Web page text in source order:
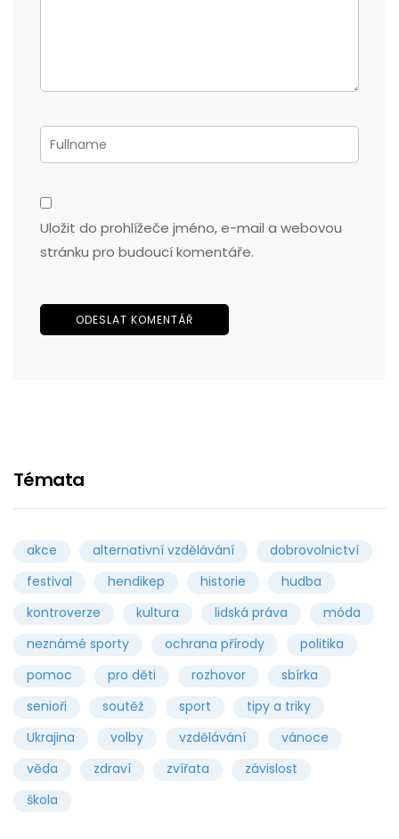
Uložit do prohlížeče jméno, e-mail a webovou
stránku pro budoucí komentáře.
Témata
akce alternativní vzdělávání
dobrovolnictví
festival
hendikep historie
hudba
kontroverze
kultura lidská práva
móda
neznámé sporty
ochrana přírody
politika
pomoc
pro děti rozhovor
sbírka
senioři
soutěž sport
tipy a triky
Ukrajina
volby vzdělávání
vánoce
věda
zdraví zvířata
závislost
škola